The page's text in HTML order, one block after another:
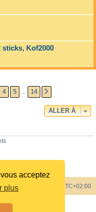
acceptez
plus
sticks, Kof2000
14
4 5 14
ALLER À
Heures au format UTC+02:00
© phpBB Limited